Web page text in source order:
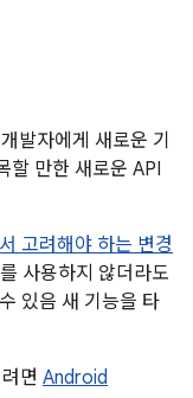
발자에게 새로운 기
할 만한 새로운 API
고려해야 하는 변경
사용하지 않더라도
있음 새 기능을 타
면 Android